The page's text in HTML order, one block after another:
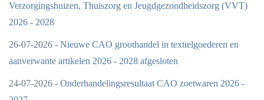
Verzorgingshuizen, Thuiszorg en Jeugdgezondheidszorg (VVT)
2026 - 2028
26-07-2026 - Nieuwe CAO groothandel in textielgoederen en
aanverwante artikelen 2026 - 2028 afgesloten
24-07-2026 - Onderhandelingsresultaat CAO zoetwaren 2026 -